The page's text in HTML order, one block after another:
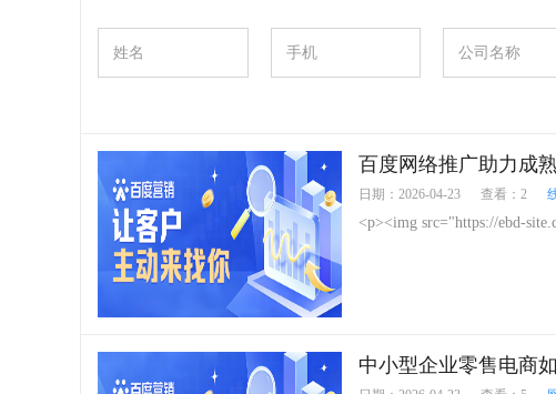
百度网络推广助力成
日期：2026-04-23 查看：2
<p><img src="https://ebd-
中小型企业零售电商